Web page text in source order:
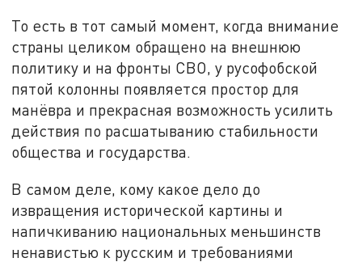
То есть в тот самый момент, когда внимание
страны целиком обращено на внешнюю
политику и на фронты СВО, у русофобской
пятой колонны появляется простор для
манёвра и прекрасная возможность усилить
действия по расшатыванию стабильности
общества и государства.
В самом деле, кому какое дело до
извращения исторической картины и
напичкиванию национальных меньшинств
ненавистью к русским и требованиями